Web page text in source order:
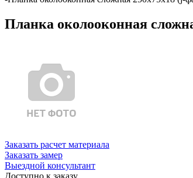
Планка околооконная
Заказать расчет материала
Заказать замер
Выездной консультант
Доступно к заказу